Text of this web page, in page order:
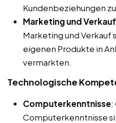
Kundenbeziehungen
Marketing und Verkauf
Marketing und Verkauf
eigenen Produkte in
vermarkten.
Technologische
Computerkenntnisse:
Computerkenntnisse